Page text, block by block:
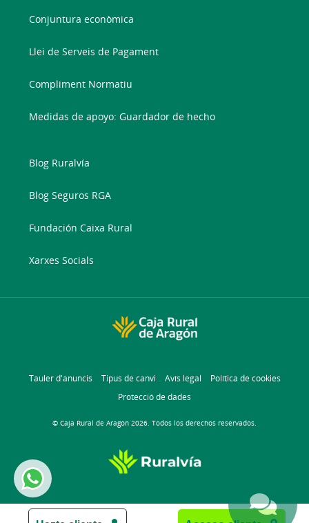
Conjuntura econòmica
Llei de Serveis de Pagament
Compliment Normatiu
Medidas de apoyo: Guardador de hecho
Blog Ruralvía
Blog Seguros RGA
Fundación Caixa Rural
Xarxes Socials
Tauler d'anuncis Tipus de canvi Avís legal
Política de cookies
Protecció de dades
© Caja Rural de Aragon 2026. Todos los derechos reservados.